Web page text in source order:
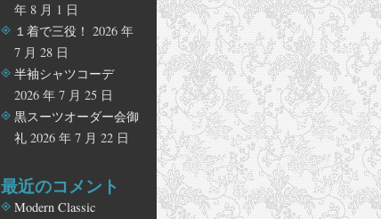
年 8 月 1 日
１着で三役！ 2026 年
7 月 28 日
半袖シャツコーデ
2026 年 7 月 25 日
黒スーツオーダー会御
礼 2026 年 7 月 22 日
最近のコメント
Modern Classic